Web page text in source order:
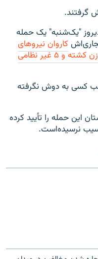
گرفتند.
"یک‌شنبه" یک حمله
کاروان نیروهای
خارجی را هدف قرارداد که در آن یک زن کشته و ۵ غیر نظامی
کسی به دوش نگرفته
این حمله را تأیید کرده
نرسیده‌است.